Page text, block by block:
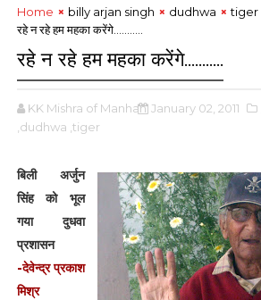
Home billy arjan singh dudhwa
tiger
रहे न रहे हम महका करेंगे...........
रहे न रहे हम महका करेंगे...........
KK Mishra of Manhan January 02, 2011
,dudhwa ,tiger
बिली अर्जुन
सिंह को भूल
गया दुधवा
प्रशासन
-देवेन्द्र प्रकाश
मिश्र